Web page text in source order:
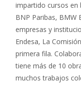
impartido cursos en
BNP Paribas, BMW
empresas y
Endesa, La
primera fila.
tiene más de 10
muchos trabajos